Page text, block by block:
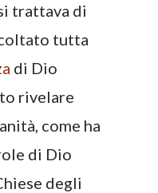
trattava di
tutta
di Dio
rivelare
come ha
di Dio
degli